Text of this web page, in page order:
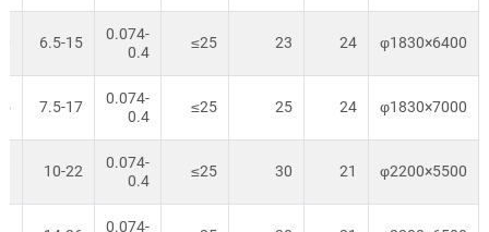
φ1830×6400
24
23
≤25
0.074-
0.4
6.5-15
φ1830×7000
24
25
≤25
0.074-
0.4
7.5-17
φ2200×5500
21
30
≤25
0.074-
0.4
10-22
0.074-